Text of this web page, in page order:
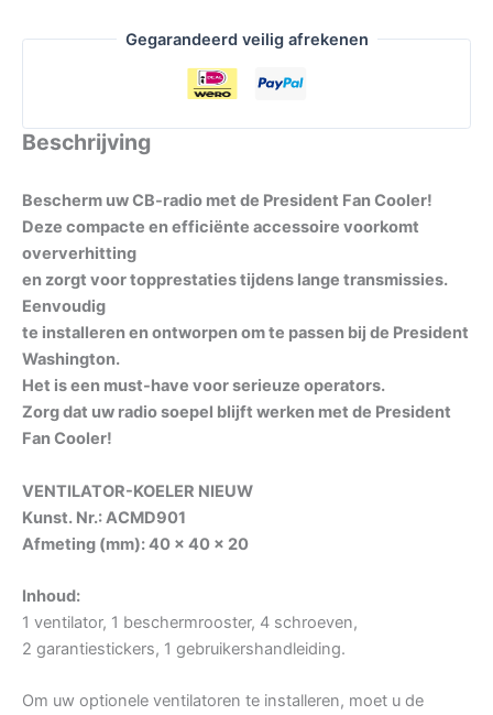
Gegarandeerd veilig afrekenen
Beschrijving
Bescherm uw CB-radio met de President Fan Cooler!
Deze compacte en efficiënte accessoire voorkomt
oververhitting
en zorgt voor topprestaties tijdens lange transmissies.
Eenvoudig
te installeren en ontworpen om te passen bij de President
Washington.
Het is een must-have voor serieuze operators.
Zorg dat uw radio soepel blijft werken met de President
Fan Cooler!
VENTILATOR-KOELER NIEUW
Kunst. Nr.: ACMD901
Afmeting (mm): 40 x 40 x 20
Inhoud:
1 ventilator, 1 beschermrooster, 4 schroeven,
2 garantiestickers, 1 gebruikershandleiding.
Om uw optionele ventilatoren te installeren, moet u de